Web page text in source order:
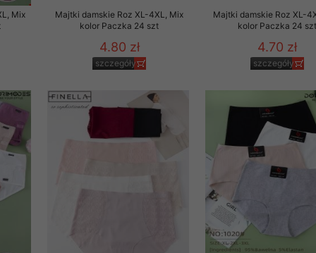
Mix
Majtki damskie Roz XL-4XL, Mix
kolor Paczka 24 szt
4.80 zł
szczegóły
Majtki damskie Roz XL-
kolor Paczka 24
4.70 zł
szczegóły
swoich danych w celu
osobom trzecim,
komputerze Klienta
naszej oferty do
internetowej
tych plików
na komputerze